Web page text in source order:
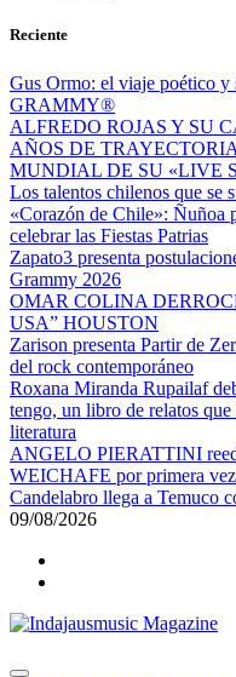
Reciente
Gus Ormo: el viaje poético y
GRAMMY®
ALFREDO ROJAS Y SU
AÑOS DE
MUNDIAL DE SU «LIVE
Los talentos chilenos que se
«Corazón de Chile»: Ñuñoa
celebrar las Fiestas Patrias
Zapato3 presenta
Grammy 2026
OMAR COLINA
USA” HOUSTON
Zarison presenta Partir de
del rock contemporáneo
Roxana Miranda Rupailaf
tengo, un libro de relatos
literatura
ANGELO PIERATTINI
WEICHAFE por primera
Candelabro llega a Temuco
09/08/2026